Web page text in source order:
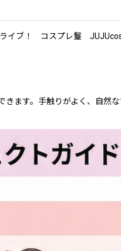
イブ！ コスプレ鬘
ます。手触りがよく、自然